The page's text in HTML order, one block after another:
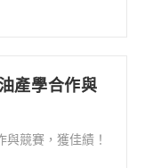
產學合作與
競賽，獲佳績！